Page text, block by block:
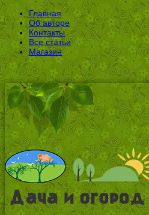
Главная
Об авторе
Контакты
Все статьи
Магазин